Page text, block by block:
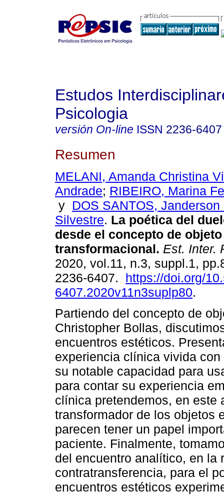
Estudos
Psicologia
versión On-line ISSN 2236-6407
Resumen
MELANI, Amanda Christina
Andrade; RIBEIRO, Marina
y DOS SANTOS, Janderson
Silvestre. La poética del
desde el concepto de objeto
transformacional. Est. Inter.
2020, vol.11, n.3, suppl.1,
2236-6407. https://doi.org/
6407.2020v11n3suplp80.
Partiendo del concepto de
Christopher Bollas,
encuentros estéticos.
experiencia clínica vivida
su notable capacidad para
para contar su experiencia
clínica pretendemos, en este
transformador de los objetos
parecen tener un papel
paciente. Finalmente,
del encuentro analítico, en la
contratransferencia, para el
encuentros estéticos